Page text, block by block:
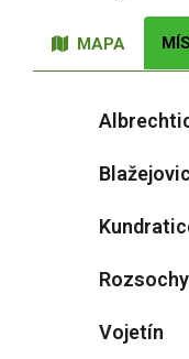
MAPA
Rozsochy
Vojetín